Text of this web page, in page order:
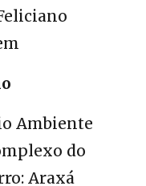
Ambiente
do
Araxá